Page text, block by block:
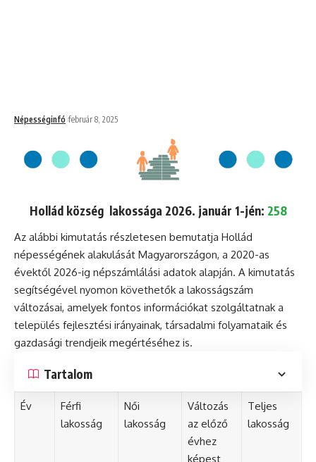
Népességinfó február 8, 2025
Hollád község lakossága 2026. január 1-jén: 258
Az alábbi kimutatás részletesen bemutatja Hollád
népességének alakulását Magyarországon, a 2020-as
évektől 2026-ig népszámlálási adatok alapján. A kimutatás
segítségével nyomon követhetők a lakosságszám
változásai, amelyek fontos információkat szolgáltatnak a
település fejlesztési irányainak, társadalmi folyamataik és
gazdasági trendjeik megértéséhez is.
Tartalom
Év
Férfi
lakosság
Női
lakosság
Változás
az előző
évhez
képest
Teljes
lakosság